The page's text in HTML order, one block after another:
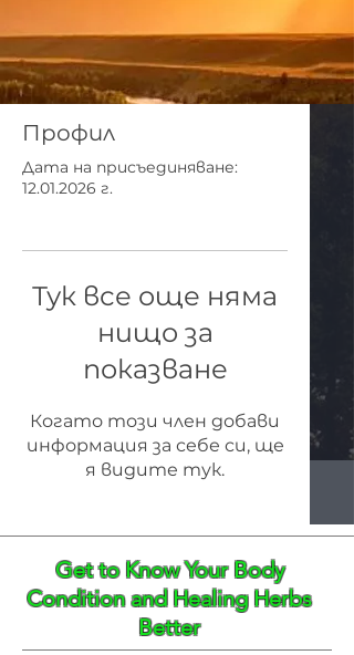
Профил
Дата на присъединяване:
12.01.2026 г.
Тук все още няма
нищо за
показване
Когато този член добави
информация за себе си, ще
я видите тук.
Get to Know Your Body
Condition and Healing Herbs
Better